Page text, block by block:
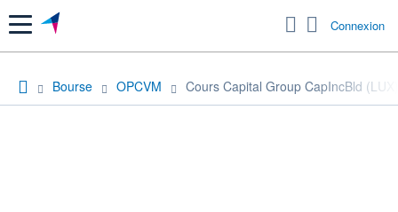
Menu Connexion
Bourse OPCVM Cours Capital Group CapIncBld